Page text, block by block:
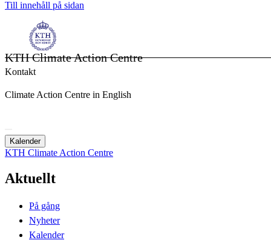
Till innehåll på sidan
KTH Climate Action Centre
Kontakt
Climate Action Centre in English
Kalender
KTH Climate Action Centre
Aktuellt
På gång
Nyheter
Kalender